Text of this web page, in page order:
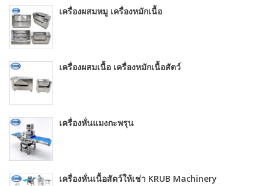
เครื่องผสมหมู เครื่องหมักเนื้อ
เครื่องผสมเนื้อ เครื่องหมักเนื้อสัตว์
เครื่องหั่นแมงกะพรุน
เครื่องหั่นเนื้อสัตว์ให้เช่า KRUB Machinery